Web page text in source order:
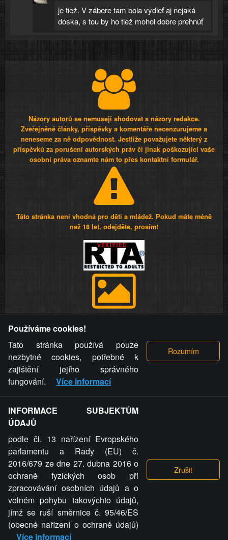
je tiež. V zábere tam bola vydieť aj nejaká
doska, s tou by ho tiež mohol dobre prehnúť
Názory autorů se nemusejí shodovat s názory redakce.
Zveřejněné články, příspěvky a komentáře necenzurujeme a
neneseme za ně odpovědnost. Jestliže považujete některý z
příspěvků za porušení autorských práv či jinak poškozující vaše
osobní práva oznamte nám to přes kontaktní formulář.
Táto stránka není vhodná pro děti a mládež. Pokud máte méně
než 18 let, odejděte, prosím!
videa a komentáře. Osoba, které se toto opatření provozovatele
stránky týče, ani osoba, která umístila fotografii nebo video na
stránku, nemůže z důvodu odstranění fotografie, videa nebo
komentáře pro výše uvedenou okolnost uplatnit vůči
provozovateli stránky žádný nárok na náhradu škody nebo
nemajetkové újmy.
ZVRÁCENÝ.CZ - Svět není zvrácenej. To jen
ty lidi...
ZVRÁCENÝ.CZ
PRAVIDLA A PODMÍNKY GDPR
Používáme cookies!
Tato stránka používá pouze
nezbytné cookies, potřebné k
zajištění jejího správného
fungování.
Více informací
INFORMACE SUBJEKTŮM
ÚDAJŮ
podle čl. 13 nařízení Evropského
parlamentu a Rady (EU) č.
2016/679 ze dne 27. dubna 2016 o
ochraně fyzických osob při
zpracovávání osobních údajů a o
volném pohybu takovýchto údajů,
jímž se ruší směrnice č. 95/46/ES
(obecné nařízení o ochraně údajů)
Více informací